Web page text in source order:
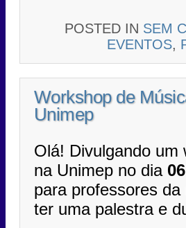
POSTED IN SEM
EVENTOS,
Workshop de
Unimep
Olá! Divulgando um
na Unimep no dia
para professores
ter uma palestra e